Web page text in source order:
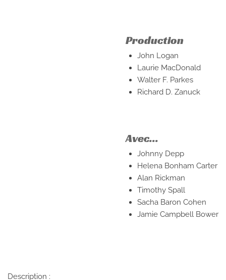
Production
John Logan
Laurie MacDonald
Walter F. Parkes
Richard D. Zanuck
Avec...
Johnny Depp
Helena Bonham Carter
Alan Rickman
Timothy Spall
Sacha Baron Cohen
Jamie Campbell Bower
Description :